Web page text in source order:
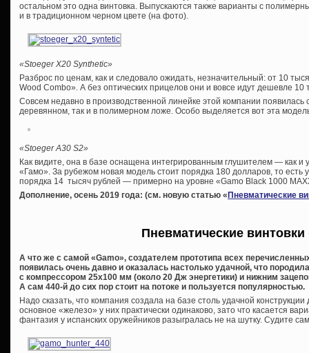
остальном это одна винтовка. Выпускаются также варианты с
и в традиционном черном цвете (на фото).
«StoegerX20 Synthetic»
Разброс по ценам, как и следовало ожидать, незначительный: от 10
Wood Combo». А без оптических прицелов они и вовсе идут дешевле 10
Совсем недавно в производственной линейке этой компании
деревянном, так и в полимерном ложе. Особо выделяется вот эта
«Stoeger A30 S2»
Как видите, она в базе оснащена интегрированным глушителем — как и
«Гамо». За рубежом новая модель стоит порядка 180 долларов, то есть
порядка 14 тысяч рублей — примерно на уровне «Gamo Black 1000
Дополнение, осень 2019 года: (см. новую статью « Пневматические
Пневматические винтовки
А что же с самой «Gamo», создателем прототипа всех
появилась очень давно и оказалась настолько удачной, что
с компрессором 25х100 мм (около 20 Дж энергетики) и нижним
А сам 440-й до сих пор стоит на потоке и пользуется популярностью.
Надо сказать, что компания создала на базе столь удачной
основное «железо» у них практически одинаково, зато что касается
фантазия у испанских оружейников разыгралась не на шутку. Судите